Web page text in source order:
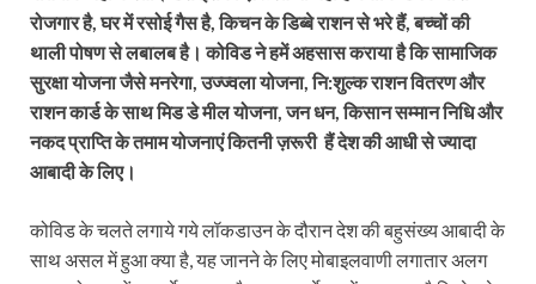
रोजगार है, घर में रसोई गैस है, किचन के डिब्बे राशन से भरे हैं, बच्चों की
थाली पोषण से लबालब है। कोविड ने हमें अहसास कराया है कि सामाजिक
सुरक्षा योजना जैसे मनरेगा, उज्‍ज्‍वला योजना, नि:शुल्क राशन वितरण और
राशन कार्ड के साथ मिड डे मील योजना, जन धन, किसान सम्मान निधि और
नकद प्राप्ति के तमाम योजनाएं कितनी ज़रूरी हैं देश की आधी से ज्यादा
आबादी के लिए।
कोविड के चलते लगाये गये लॉकडाउन के दौरान देश की बहुसंख्‍य आबादी के
साथ असल में हुआ क्या है, यह जानने के लिए मोबाइलवाणी लगातार अलग